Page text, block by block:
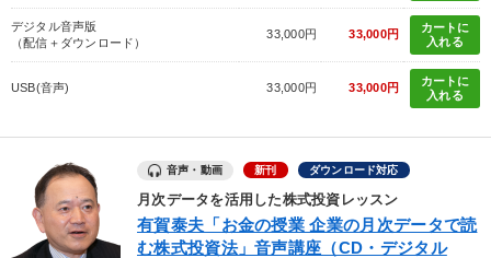
デジタル音声版
（配信＋ダウンロード）
33,000円 33,000円
カートに
入れる
USB(音声) 33,000円 33,000円
カートに
入れる
音声・動画 新刊 ダウンロード対応
月次データを活用した株式投資レッスン
有賀泰夫「お金の授業 企業の月次データで読
む株式投資法」音声講座（CD・デジタル